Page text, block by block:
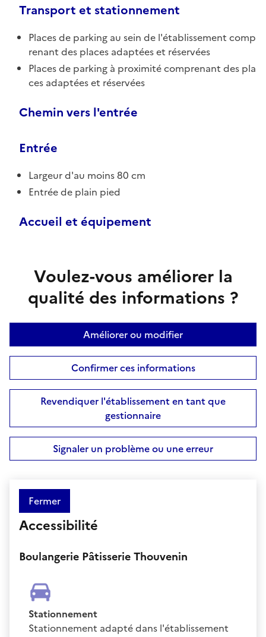
Transport et stationnement
Places de parking au sein de l'établissement comp
renant des places adaptées et réservées
Places de parking à proximité comprenant des pla
ces adaptées et réservées
Chemin vers l'entrée
Entrée
Largeur d'au moins 80 cm
Entrée de plain pied
Accueil et équipement
Voulez-vous améliorer la
qualité des informations ?
Améliorer ou modifier
Confirmer ces informations
Revendiquer l'établissement en tant que
gestionnaire
Signaler un problème ou une erreur
Fermer
Accessibilité
Boulangerie Pâtisserie Thouvenin
Stationnement
Stationnement adapté dans l'établissement